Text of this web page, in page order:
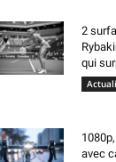
2
qui
avec